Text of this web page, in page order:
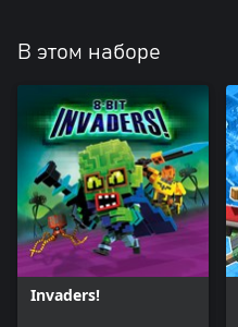
В этом наборе
Invaders!